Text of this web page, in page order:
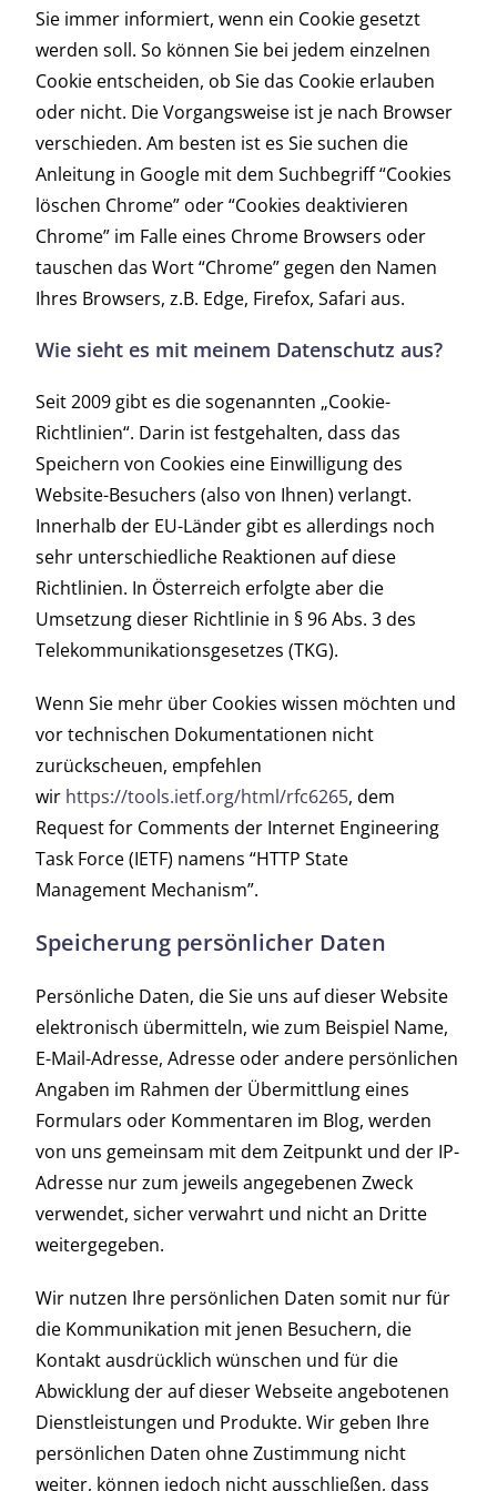
Sie immer informiert, wenn ein Cookie gesetzt
werden soll. So können Sie bei jedem einzelnen
Cookie entscheiden, ob Sie das Cookie erlauben
oder nicht. Die Vorgangsweise ist je nach Browser
verschieden. Am besten ist es Sie suchen die
Anleitung in Google mit dem Suchbegriff “Cookies
löschen Chrome” oder “Cookies deaktivieren
Chrome” im Falle eines Chrome Browsers oder
tauschen das Wort “Chrome” gegen den Namen
Ihres Browsers, z.B. Edge, Firefox, Safari aus.
Wie sieht es mit meinem Datenschutz aus?
Seit 2009 gibt es die sogenannten „Cookie-
Richtlinien“. Darin ist festgehalten, dass das
Speichern von Cookies eine Einwilligung des
Website-Besuchers (also von Ihnen) verlangt.
Innerhalb der EU-Länder gibt es allerdings noch
sehr unterschiedliche Reaktionen auf diese
Richtlinien. In Österreich erfolgte aber die
Umsetzung dieser Richtlinie in § 96 Abs. 3 des
Telekommunikationsgesetzes (TKG).
Wenn Sie mehr über Cookies wissen möchten und
vor technischen Dokumentationen nicht
zurückscheuen, empfehlen
wir https://tools.ietf.org/html/rfc6265, dem
Request for Comments der Internet Engineering
Task Force (IETF) namens “HTTP State
Management Mechanism”.
Speicherung persönlicher Daten
Persönliche Daten, die Sie uns auf dieser Website
elektronisch übermitteln, wie zum Beispiel Name,
E-Mail-Adresse, Adresse oder andere persönlichen
Angaben im Rahmen der Übermittlung eines
Formulars oder Kommentaren im Blog, werden
von uns gemeinsam mit dem Zeitpunkt und der IP-
Adresse nur zum jeweils angegebenen Zweck
verwendet, sicher verwahrt und nicht an Dritte
weitergegeben.
Wir nutzen Ihre persönlichen Daten somit nur für
die Kommunikation mit jenen Besuchern, die
Kontakt ausdrücklich wünschen und für die
Abwicklung der auf dieser Webseite angebotenen
Dienstleistungen und Produkte. Wir geben Ihre
persönlichen Daten ohne Zustimmung nicht
weiter, können jedoch nicht ausschließen, dass